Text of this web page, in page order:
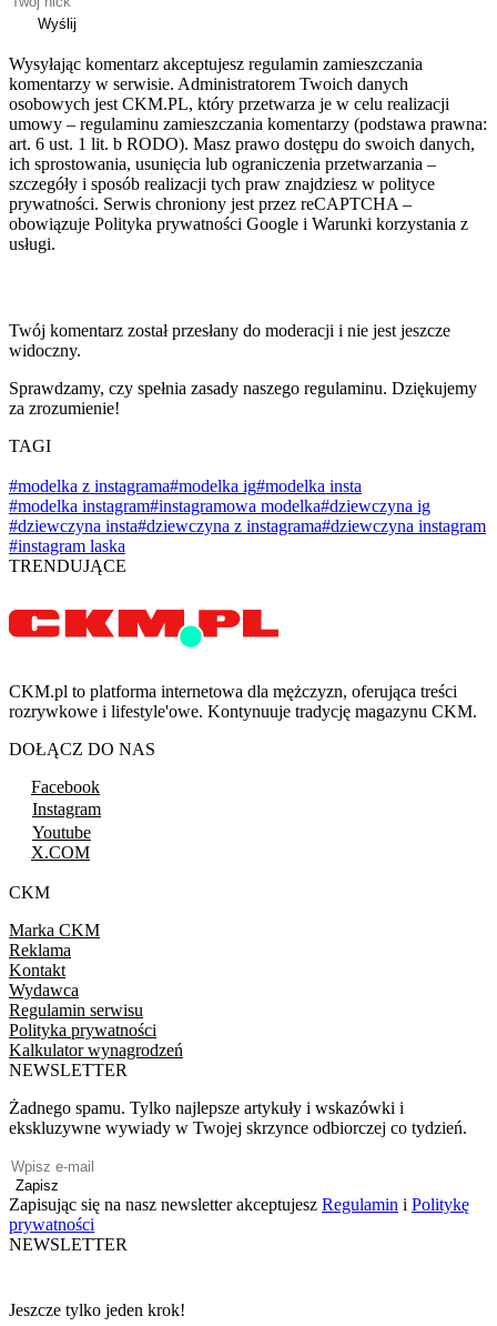
Wyślij
Wysyłając komentarz akceptujesz regulamin zamieszczania
komentarzy w serwisie. Administratorem Twoich danych
osobowych jest CKM.PL, który przetwarza je w celu realizacji
umowy – regulaminu zamieszczania komentarzy (podstawa prawna:
art. 6 ust. 1 lit. b RODO). Masz prawo dostępu do swoich danych,
ich sprostowania, usunięcia lub ograniczenia przetwarzania –
szczegóły i sposób realizacji tych praw znajdziesz w polityce
prywatności. Serwis chroniony jest przez reCAPTCHA –
obowiązuje Polityka prywatności Google i Warunki korzystania z
usługi.
Twój komentarz został przesłany do moderacji i nie jest jeszcze
widoczny.
Sprawdzamy, czy spełnia zasady naszego regulaminu. Dziękujemy
za zrozumienie!
TAGI
#modelka z instagrama#modelka ig#modelka insta
#modelka instagram#instagramowa modelka#dziewczyna ig
#dziewczyna insta#dziewczyna z instagrama#dziewczyna instagram
#instagram laska
TRENDUJĄCE
CKM.pl to platforma internetowa dla mężczyzn, oferująca treści
rozrywkowe i lifestyle'owe. Kontynuuje tradycję magazynu CKM.
DOŁĄCZ DO NAS
Facebook
Instagram
Youtube
X.COM
CKM
Marka CKM
Reklama
Kontakt
Wydawca
Regulamin serwisu
Polityka prywatności
Kalkulator wynagrodzeń
NEWSLETTER
Żadnego spamu. Tylko najlepsze artykuły i wskazówki i
ekskluzywne wywiady w Twojej skrzynce odbiorczej co tydzień.
Zapisz
Zapisując się na nasz newsletter akceptujesz Regulamin i Politykę
prywatności
NEWSLETTER
Jeszcze tylko jeden krok!